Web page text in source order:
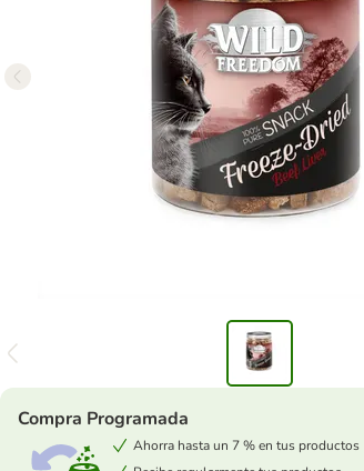
Compra Programada
Ahorra hasta un 7 % en tus productos